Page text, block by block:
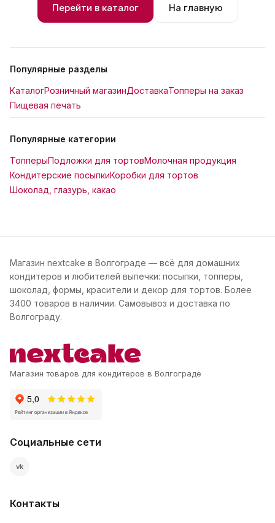
Перейти в каталог На главную
Популярные разделы
КаталогРозничный магазинДоставкаТопперы на заказ
Пищевая печать
Популярные категории
ТопперыПодложки для тортовМолочная продукция
Кондитерские посыпкиКоробки для тортов
Шоколад, глазурь, какао
Магазин nextcake в Волгограде — всё для домашних
кондитеров и любителей выпечки: посыпки, топперы,
шоколад, формы, красители и декор для тортов. Более
3400 товаров в наличии. Самовывоз и доставка по
Волгограду.
Магазин товаров для кондитеров в Волгограде
Социальные сети
vk
Контакты